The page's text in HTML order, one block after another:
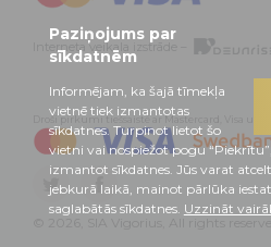
Interneta veikala izstrāde –
Droši pirkumi tiešsaistē ar Mastercard, Visa un
Paziņojums par
sīkdatnēm
Informējam, ka šajā tīmekļa
vietnē tiek izmantotas
sīkdatnes. Turpinot lietot šo
vietni vai nospiežot pogu
izmantot sīkdatnes. Jūs varat
jebkurā laikā, mainot pārlūka
saglabātās sīkdatnes. Uzzināt